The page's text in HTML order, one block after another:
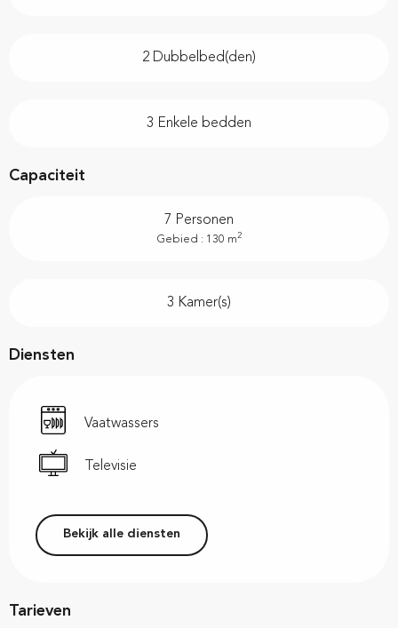
2 Dubbelbed(den)
3 Enkele bedden
Capaciteit
7 Personen
Gebied : 130 m2
3 Kamer(s)
Diensten
Vaatwassers
Televisie
Bekijk alle diensten
Tarieven